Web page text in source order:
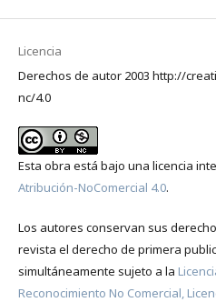
Licencia
Derechos de autor 2003 http://
nc/4.0
Esta obra está bajo una licencia
Atribución-NoComercial 4.0.
Los autores conservan sus
revista el derecho de primera
simultáneamente sujeto a la
Reconocimiento No Comercial,